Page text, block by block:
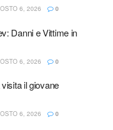
6, 2026 0
Danni e Vittime in
6, 2026 0
il giovane
6, 2026 0